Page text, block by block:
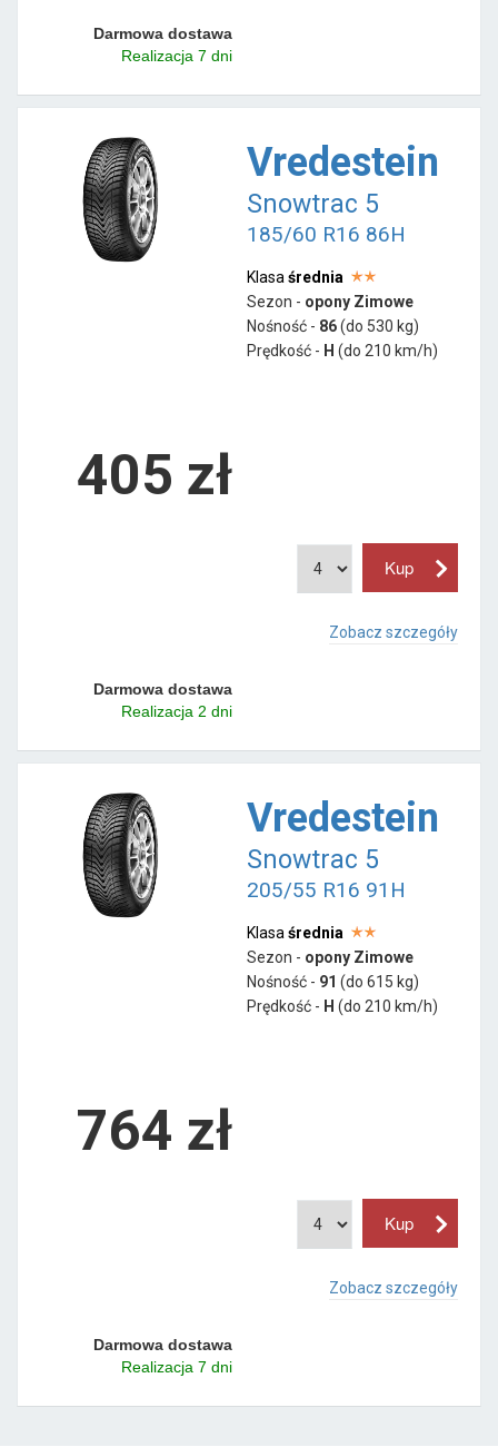
Darmowa dostawa
Realizacja 7 dni
Vredestein
Snowtrac 5
185/60 R16 86H
Klasa średnia
Sezon - opony Zimowe
Nośność - 86(do 530 kg)
Prędkość - H (do 210 km/h)
405 zł
Zobacz szczegóły
Darmowa dostawa
Realizacja 2 dni
Vredestein
Snowtrac 5
205/55 R16 91H
Klasa średnia
Sezon - opony Zimowe
Nośność - 91 (do 615 kg)
Prędkość - H (do 210 km/h)
764 zł
Zobacz szczegóły
Darmowa dostawa
Realizacja 7 dni